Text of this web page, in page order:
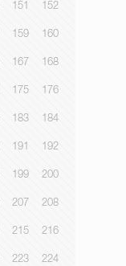
151 152
159 160
167 168
175 176
183 184
191 192
199 200
207 208
215 216
223 224